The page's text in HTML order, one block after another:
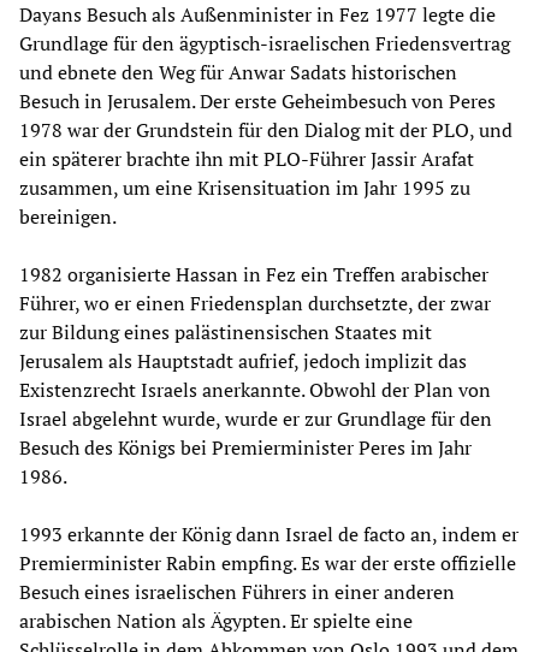
Dayans Besuch als Außenminister in Fez 1977 legte die
Grundlage für den ägyptisch-israelischen Friedensvertrag
und ebnete den Weg für Anwar Sadats historischen
Besuch in Jerusalem. Der erste Geheimbesuch von Peres
1978 war der Grundstein für den Dialog mit der PLO, und
ein späterer brachte ihn mit PLO-Führer Jassir Arafat
zusammen, um eine Krisensituation im Jahr 1995 zu
bereinigen.
1982 organisierte Hassan in Fez ein Treffen arabischer
Führer, wo er einen Friedensplan durchsetzte, der zwar
zur Bildung eines palästinensischen Staates mit
Jerusalem als Hauptstadt aufrief, jedoch implizit das
Existenzrecht Israels anerkannte. Obwohl der Plan von
Israel abgelehnt wurde, wurde er zur Grundlage für den
Besuch des Königs bei Premierminister Peres im Jahr
1986.
1993 erkannte der König dann Israel de facto an, indem er
Premierminister Rabin empfing. Es war der erste offizielle
Besuch eines israelischen Führers in einer anderen
arabischen Nation als Ägypten. Er spielte eine